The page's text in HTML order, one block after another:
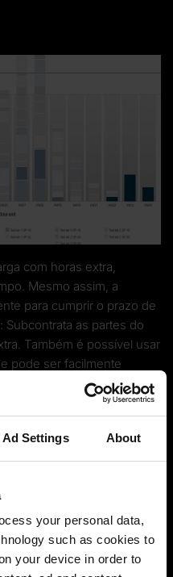
Ad Settings About
your personal data,
such as cookies to
your device in order to
com horas extra,
Mesmo assim, a
para cumprir o prazo de
Subcontrata as partes do
Também é possível usar
pode ser facilmente